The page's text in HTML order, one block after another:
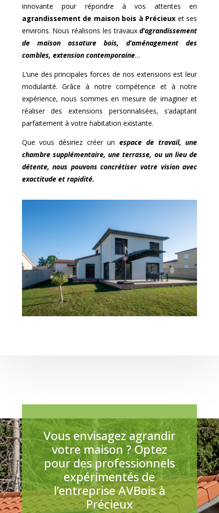
innovante pour répondre à vos attentes en
agrandissement de maison bois à Précieux et ses
environs. Nous réalisons les travauxd’agrandissement
de maison ossature bois, d’aménagement des
combles, extension contemporaine…
L’une des principales forces de nos extensions est leur
modularité. Grâce à notre compétence et à notre
expérience, nous sommes en mesure de imaginer et
réaliser des extensions personnalisées, s’adaptant
parfaitement à votre habitation existante.
Que vous désiriez créer unespace de travail, une
chambre supplémentaire, une terrasse, ou un lieu de
détente, nous pouvons concrétiser votre vision avec
exactitude et rapidité.
Vous envisagez agrandir
votre maison ? Optez
pour des professionnels
expérimentés de
l’entreprise AVBois à
Précieux